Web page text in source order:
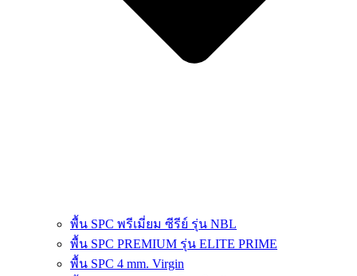
พื้น SPC พรีเมี่ยม ซีรีย์ รุ่น NBL
พื้น SPC PREMIUM รุ่น ELITE PRIME
พื้น SPC 4 mm. Virgin